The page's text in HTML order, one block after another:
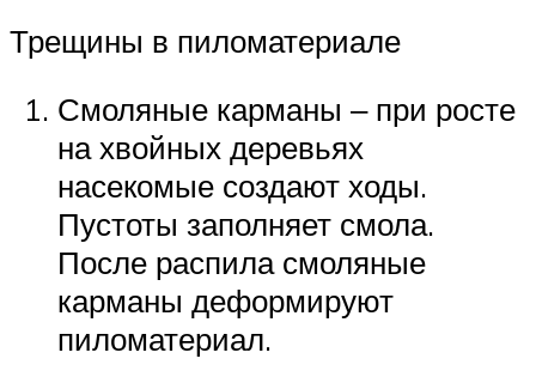
Трещины в пиломатериале
Смоляные карманы ‒ при росте
на хвойных деревьях
насекомые создают ходы.
Пустоты заполняет смола.
После распила смоляные
карманы деформируют
пиломатериал.